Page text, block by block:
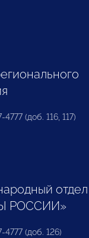
4777 (доб. 116, 117)
отдел
РОССИИ»
4777 (доб. 126)